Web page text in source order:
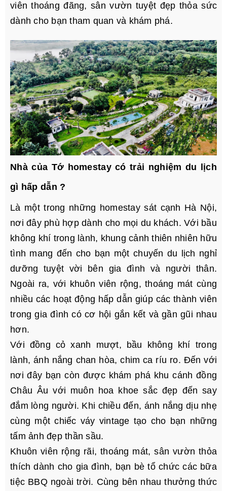
viên thoáng đãng, sân vườn tuyệt đẹp thỏa sức
dành cho bạn tham quan và khám phá.
Nhà của Tớ homestay có trải nghiệm du lịch
gì hấp dẫn ?
Là một trong những homestay sát cạnh Hà Nội,
nơi đây phù hợp dành cho mọi du khách. Với bầu
không khí trong lành, khung cảnh thiên nhiên hữu
tình mang đến cho bạn một chuyến du lịch nghỉ
dưỡng tuyệt vời bên gia đình và người thân.
Ngoài ra, với khuôn viên rộng, thoáng mát cùng
nhiều các hoạt động hấp dẫn giúp các thành viên
trong gia đình có cơ hội gắn kết và gần gũi nhau
hơn.
Với đồng cỏ xanh mượt, bầu không khí trong
lành, ánh nắng chan hòa, chim ca ríu ro. Đến với
nơi đây bạn còn được khám phá khu cánh đồng
Châu Âu với muôn hoa khoe sắc đẹp đến say
đắm lòng người. Khi chiều đến, ánh nắng dịu nhẹ
cùng một chiếc váy vintage tạo cho bạn những
tấm ảnh đẹp thần sầu.
Khuôn viên rộng rãi, thoáng mát, sân vườn thỏa
thích dành cho gia đình, bạn bè tổ chức các bữa
tiệc BBQ ngoài trời. Cùng bên nhau thưởng thức